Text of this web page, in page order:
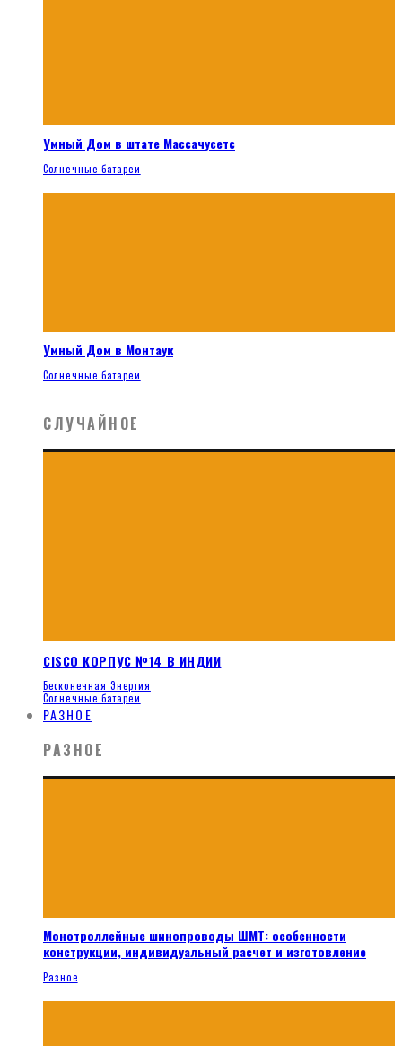
Умный Дом в штате Массачусетс
Солнечные батареи
Умный Дом в Монтаук
Солнечные батареи
СЛУЧАЙНОЕ
CISCO КОРПУС №14 В ИНДИИ
Бесконечная Энергия
Солнечные батареи
РАЗНОЕ
РАЗНОЕ
Монотроллейные шинопроводы ШМТ: особенности
конструкции, индивидуальный расчет и изготовление
Разное